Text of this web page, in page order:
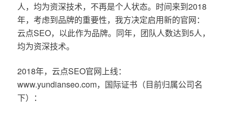
人，均为资深技术，不再是个人状态。时间来到2018
年，考虑到品牌的重要性，我方决定启用新的官网：
云点SEO，以此作为品牌。同年，团队人数达到5人，
均为资深技术。
2018年，云点SEO官网上线：
www.yundianseo.com，国际证书（目前归属公司名
下）：